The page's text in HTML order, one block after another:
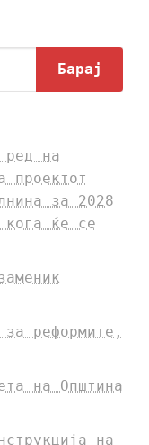
Барај
ред на
проектот
за 2028
кога ќе се
реформите,
на Општина
на